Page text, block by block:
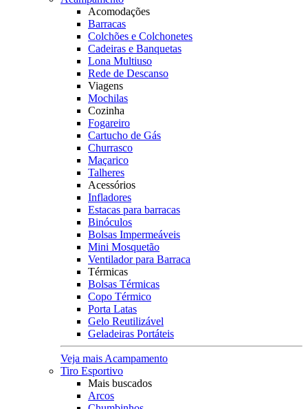
Acomodações
Barracas
Colchões e Colchonetes
Cadeiras e Banquetas
Lona Multiuso
Rede de Descanso
Viagens
Mochilas
Cozinha
Fogareiro
Cartucho de Gás
Churrasco
Maçarico
Talheres
Acessórios
Infladores
Estacas para barracas
Binóculos
Bolsas Impermeáveis
Mini Mosquetão
Ventilador para Barraca
Térmicas
Bolsas Térmicas
Copo Térmico
Porta Latas
Gelo Reutilizável
Geladeiras Portáteis
Veja mais Acampamento
Tiro Esportivo
Mais buscados
Arcos